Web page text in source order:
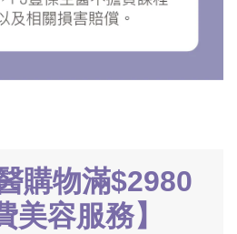
購物滿$2980
美容服務】